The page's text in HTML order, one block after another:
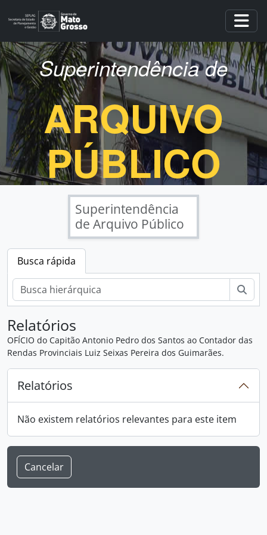
Skip to main content
Superintendência de
ARQUIVO
PÚBLICO
Superintendência
de Arquivo Público
Busca rápida
Relatórios
OFÍCIO do Capitão Antonio Pedro dos Santos ao Contador das
Rendas Provinciais Luiz Seixas Pereira dos Guimarães.
Relatórios
Não existem relatórios relevantes para este item
Cancelar